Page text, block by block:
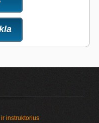
instruktorius